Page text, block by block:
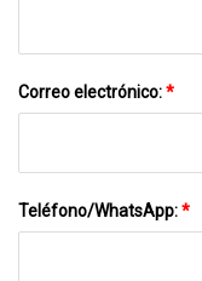
Correo electrónico:*
Teléfono/WhatsApp:*